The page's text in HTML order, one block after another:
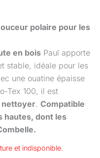
polaire pour les
en bois Paul apporte
stable, idéale pour les
une ouatine épaisse
Tex 100, il est
nettoyer. Compatible
hautes, dont les
et indisponible.